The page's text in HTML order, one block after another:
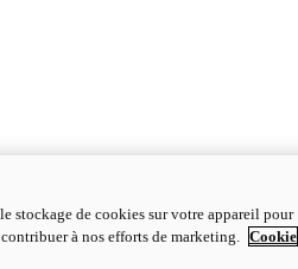
stockage de cookies sur votre appareil pour
à nos efforts de marketing. Cookie